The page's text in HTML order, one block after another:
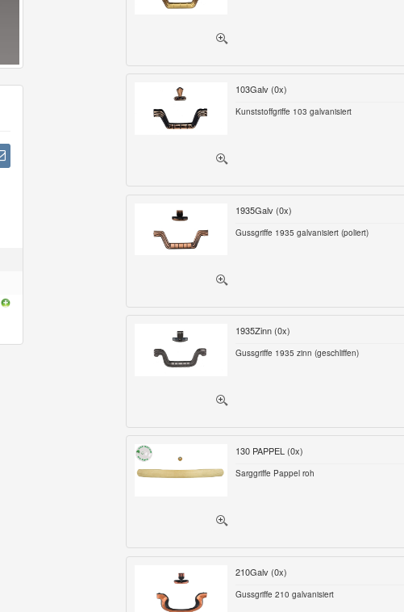
103Galv (0x)
Kunststoffgriffe 103 galvanisiert
1935Galv (0x)
Gussgriffe 1935 galvanisiert (poliert)
1935Zinn (0x)
Gussgriffe 1935 zinn (geschliffen)
130 PAPPEL (0x)
Sarggriffe Pappel roh
210Galv (0x)
Gussgriffe 210 galvanisiert